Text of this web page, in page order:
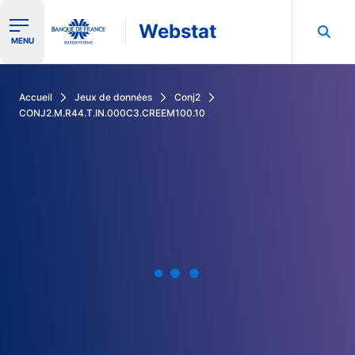
Ouvrir le menu de navigation
MENU Webstat
Accueil Jeux de données
Conj2
CONJ2.M.R44.T.IN.000C3.CREEM100.10